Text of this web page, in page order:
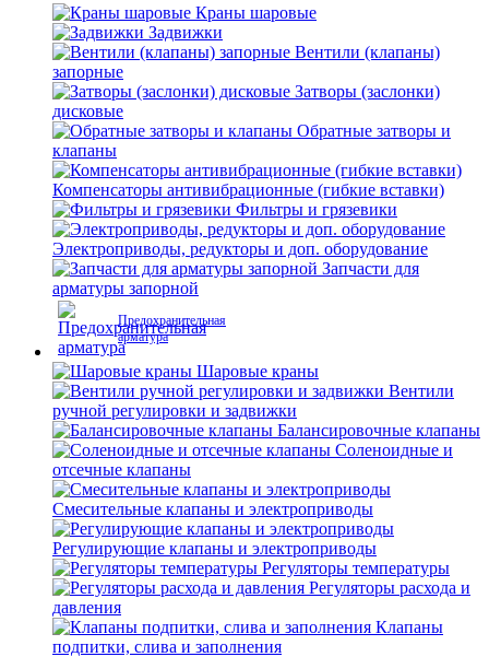
Краны шаровые
Задвижки
Вентили (клапаны)
запорные
Затворы (заслонки)
дисковые
Обратные затворы и
клапаны
Компенсаторы антивибрационные (гибкие вставки)
Фильтры и грязевики
Электроприводы, редукторы и доп. оборудование
Запчасти для
арматуры запорной
Предохранительная
арматура
Шаровые краны
Вентили
ручной регулировки и задвижки
Балансировочные клапаны
Соленоидные и
отсечные клапаны
Смесительные клапаны и электроприводы
Регулирующие клапаны и электроприводы
Регуляторы температуры
Регуляторы расхода и
давления
Клапаны
подпитки, слива и заполнения